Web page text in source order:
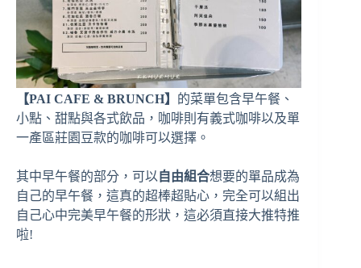
【PAI CAFE & BRUNCH】 的菜單包含早午餐、
小點、甜點與各式飲品，咖啡則有義式咖啡以及單
一產區莊園豆款的咖啡可以選擇。
其中早午餐的部分，可以 自由組合想要的單品成為
自己的早午餐，這真的超棒超貼心，完全可以組出
自己心中完美早午餐的形狀，這必須直接大推特推
啦!